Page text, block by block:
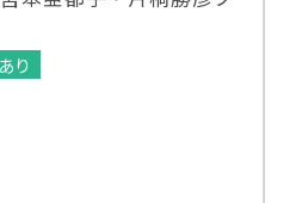
り